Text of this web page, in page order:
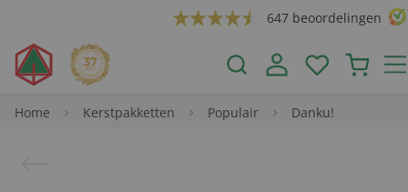
647 beoordelingen
Home Kerstpakketten Populair Danku!